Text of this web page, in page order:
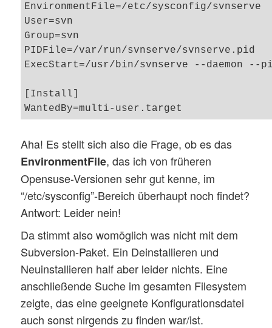
EnvironmentFile=/etc/sysconfig/svnserve
User=svn
Group=svn
PIDFile=/var/run/svnserve/svnserve.pid
ExecStart=/usr/bin/svnserve --daemon --
[Install]
Aha! Es stellt sich also die Frage, ob es das
EnvironmentFile, das ich von früheren
Opensuse-Versionen sehr gut kenne, im
“/etc/sysconfig”-Bereich überhaupt noch findet?
Antwort: Leider nein!
Da stimmt also womöglich was nicht mit dem
Subversion-Paket. Ein Deinstallieren und
Neuinstallieren half aber leider nichts. Eine
anschließende Suche im gesamten Filesystem
zeigte, das eine geeignete Konfigurationsdatei
auch sonst nirgends zu finden war/ist.